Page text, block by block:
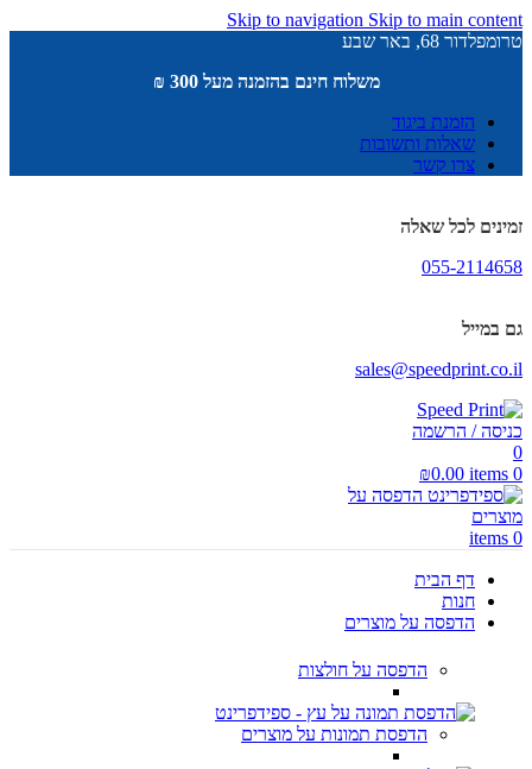
Skip to navigation Skip to main content
טרומפלדור 68, באר שבע
משלוח חינם בהזמנה מעל 300 ₪
הזמנת ביגוד
שאלות ותשובות
צרו קשר
זמינים לכל שאלה
055-2114658
גם במייל
sales@speedprint.co.il
כניסה / הרשמה
0
0
items
₪0.00
0
items
דף הבית
חנות
הדפסה על מוצרים
הדפסה על חולצות
הדפסת תמונות על מוצרים